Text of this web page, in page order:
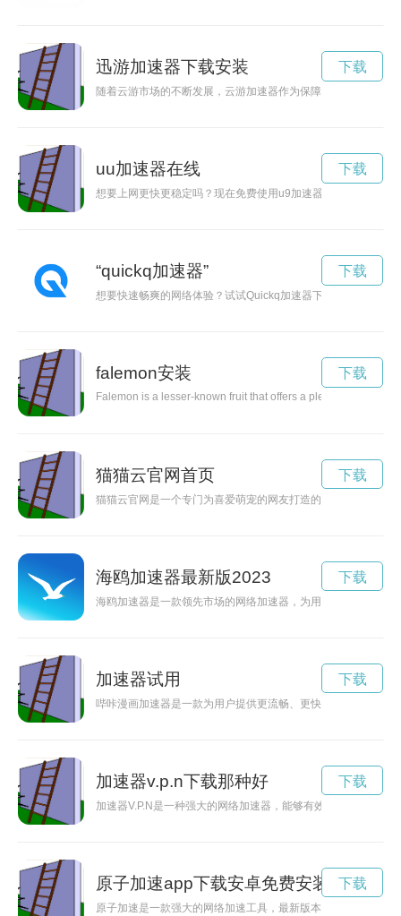
迅游加速器下载安装
随着云游市场的不断发展，云游加速器作为保障游戏体验的重
下载
uu加速器在线
想要上网更快更稳定吗？现在免费使用u9加速器，让你的网络体
下载
“quickq加速器”
想要快速畅爽的网络体验？试试Quickq加速器下载，帮助您打
下载
falemon安装
Falemon is a lesser-known fruit that offers a plethora of
下载
猫猫云官网首页
猫猫云官网是一个专门为喜爱萌宠的网友打造的交流平台，通
下载
海鸥加速器最新版2023
海鸥加速器是一款领先市场的网络加速器，为用户提供更快速
下载
加速器试用
哔咔漫画加速器是一款为用户提供更流畅、更快速漫画阅读体
下载
加速器v.p.n下载那种好
加速器V.P.N是一种强大的网络加速器，能够有效加速网络连接
下载
原子加速app下载安卓免费安装
原子加速是一款强大的网络加速工具，最新版本已经推出安卓
下载